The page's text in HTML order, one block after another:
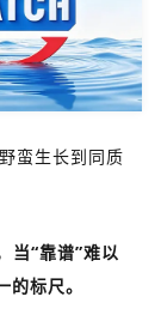
蛮生长到同质
当“靠谱”难以
的标尺。